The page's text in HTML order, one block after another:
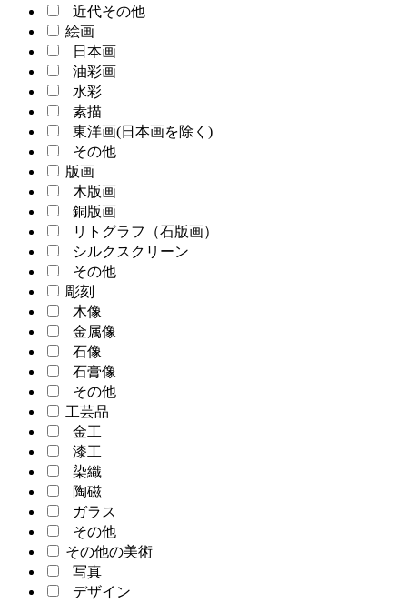
近代その他
絵画
日本画
油彩画
水彩
素描
東洋画(日本画を除く)
その他
版画
木版画
銅版画
リトグラフ（石版画）
シルクスクリーン
その他
彫刻
木像
金属像
石像
石膏像
その他
工芸品
金工
漆工
染織
陶磁
ガラス
その他
その他の美術
写真
デザイン